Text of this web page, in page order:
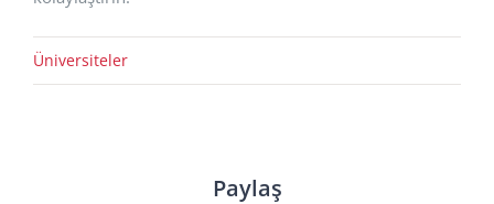
Üniversiteler
Paylaş